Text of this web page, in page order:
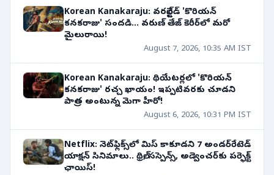
Korean Kanakaraju: వరల్డ్‌వైడ్ 'కొరియన్
కనకరాజు' సందడి... వరుణ్ తేజ్ కెరీర్‌లో మరో
మైలురాయి!
August 7, 2026, 10:35 AM IST
Korean Kanakaraju: థియేటర్లలో 'కొరియన్
కనకరాజు' రచ్చ ఖాయం! ఇప్పటివరకు చూడని
పాత్ర అంటున్న మెగా హీరో!
August 6, 2026, 10:31 PM IST
Netflix: నెట్‌ఫ్లిక్స్‌లో మిస్ కాకూడని 7 అండర్‌రేటెడ్
యాక్షన్ సినిమాలు.. థ్రిల్, సస్పెన్స్, అడ్వెంచర్‌కు పర్ఫెక్ట్
ఛాయిస్!